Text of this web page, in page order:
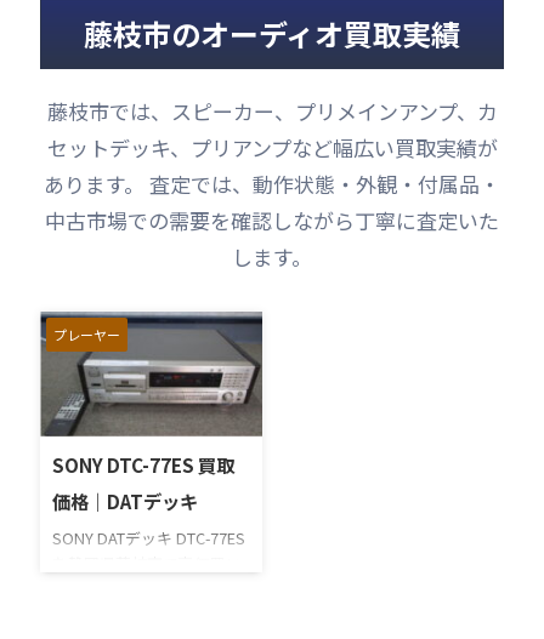
藤枝市のオーディオ買取実績
藤枝市では、スピーカー、プリメインアンプ、カ
セットデッキ、プリアンプなど幅広い買取実績が
あります。 査定では、動作状態・外観・付属品・
中古市場での需要を確認しながら丁寧に査定いた
します。
プレーヤー
SONY DTC-77ES 買取
価格｜DATデッキ
SONY DATデッキ DTC-77ES